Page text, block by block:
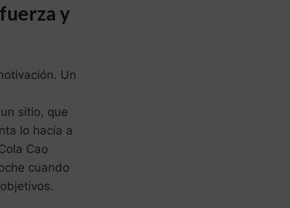
y
Un
sitio, que
lo hacía a
Cao
cuando